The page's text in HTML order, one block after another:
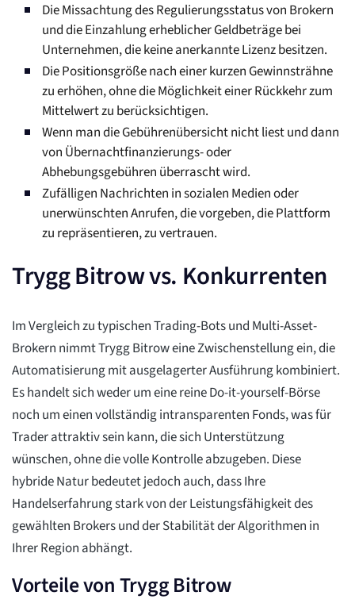
Die Missachtung des Regulierungsstatus von Brokern
und die Einzahlung erheblicher Geldbeträge bei
Unternehmen, die keine anerkannte Lizenz besitzen.
Die Positionsgröße nach einer kurzen Gewinnsträhne
zu erhöhen, ohne die Möglichkeit einer Rückkehr zum
Mittelwert zu berücksichtigen.
Wenn man die Gebührenübersicht nicht liest und dann
von Übernachtfinanzierungs- oder
Abhebungsgebühren überrascht wird.
Zufälligen Nachrichten in sozialen Medien oder
unerwünschten Anrufen, die vorgeben, die Plattform
zu repräsentieren, zu vertrauen.
Trygg Bitrow vs. Konkurrenten
Im Vergleich zu typischen Trading-Bots und Multi-Asset-
Brokern nimmt Trygg Bitrow eine Zwischenstellung ein, die
Automatisierung mit ausgelagerter Ausführung kombiniert.
Es handelt sich weder um eine reine Do-it-yourself-Börse
noch um einen vollständig intransparenten Fonds, was für
Trader attraktiv sein kann, die sich Unterstützung
wünschen, ohne die volle Kontrolle abzugeben. Diese
hybride Natur bedeutet jedoch auch, dass Ihre
Handelserfahrung stark von der Leistungsfähigkeit des
gewählten Brokers und der Stabilität der Algorithmen in
Ihrer Region abhängt.
Vorteile von Trygg Bitrow